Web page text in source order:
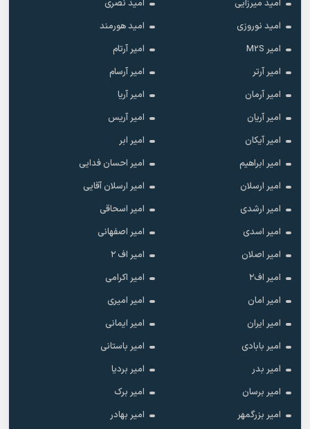
امید میرزایی
امید نصری
امید نوروزی
امید هورمند
امیر M2S
امیر آرتام
امیر آرتر
امیر آرسام
امیر آرمان
امیر آریا
امیر آریان
امیر آریس
امیر آیکان
امیر ابر
امیر ابراهیم
امیر احسان فدایی
امیر ارسلان
امیر ارسلان آقایی
امیر ارشدی
امیر اسحاقی
امیر اسدی
امیر اصفهانی
امیر اصلان
امیر اف ۲
امیر اف۲
امیر اکرامی
امیر امان
امیر امیری
امیر ایران
امیر ایمانی
امیر بابادی
امیر باستانی
امیر بدر
امیر بردیا
امیر برسان
امیر برک
امیر بزرگمهر
امیر بهادر